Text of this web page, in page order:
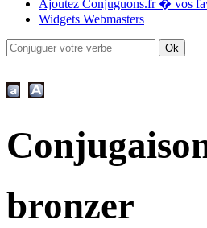
Ajoutez Conjuguons.fr � vos
Widgets Webmasters
bronzer